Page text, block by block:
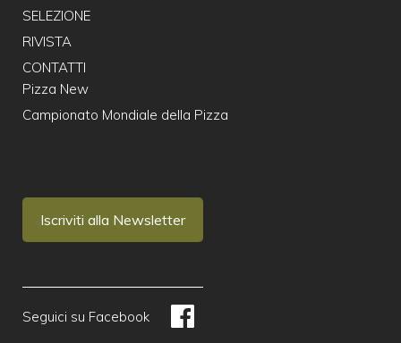
SELEZIONE
RIVISTA
CONTATTI
Pizza New
Campionato Mondiale della Pizza
Iscriviti alla Newsletter
Seguici su Facebook